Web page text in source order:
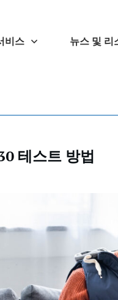
비스 뉴스 및 리
테스트 방법